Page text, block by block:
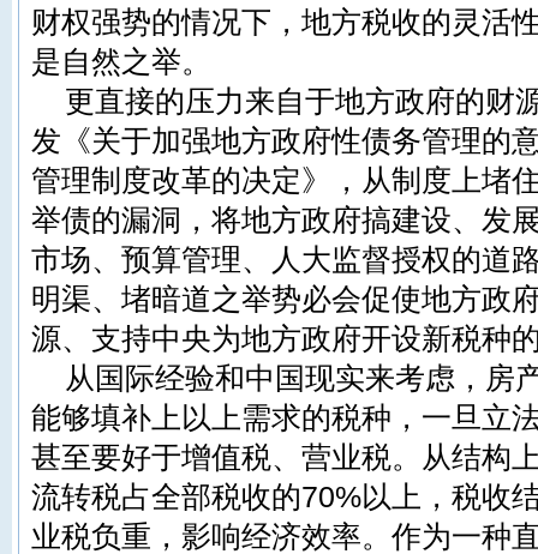
财权强势的情况下，地方税收的灵活
是自然之举。
更直接的压力来自于地方政府的财
发《关于加强地方政府性债务管理的
管理制度改革的决定》，从制度上堵
举债的漏洞，将地方政府搞建设、发
市场、预算管理、人大监督授权的道
明渠、堵暗道之举势必会促使地方政
源、支持中央为地方政府开设新税种
从国际经验和中国现实来考虑，房
能够填补上以上需求的税种，一旦立
甚至要好于增值税、营业税。从结构
流转税占全部税收的70%以上，税收
业税负重，影响经济效率。作为一种